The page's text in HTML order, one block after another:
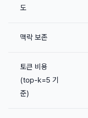
도
맥락 보존
토큰 비용
(top-k=5 기
준)